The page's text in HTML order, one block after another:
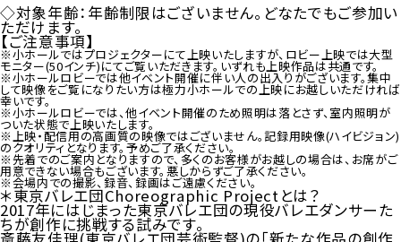
◇対象年齢：年齢制限はございません。どなたでもご参加い
ただけます。
【ご注意事項】
※小ホールではプロジェクターにて上映いたしますが、ロビー上映では大型
モニター(50インチ)にてご覧いただきます。いずれも上映作品は共通です。
※小ホールロビーでは他イベント開催に伴い人の出入りがございます。集中
して映像をご覧になりたい方は極力小ホールでの上映にお越しいただければ
幸いです。
※小ホールロビーでは、他イベント開催のため照明は落とさず、室内照明が
ついた状態で上映いたします。
※上映・配信用の高画質の映像ではございません。記録用映像(ハイビジョン)
のクオリティとなります。予めご了承ください。
※先着でのご案内となりますので、多くのお客様がお越しの場合は、お席がご
用意できない場合もございます。悪しからずご了承ください。
※会場内での撮影、録音、録画はご遠慮ください。
＊東京バレエ団Choreographic Projectとは？
2017年にはじまった東京バレエ団の現役バレエダンサーた
ちが創作に挑戦する試みです。